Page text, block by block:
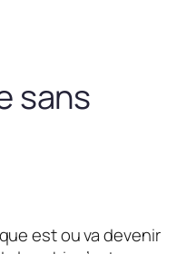
sans
est ou va devenir